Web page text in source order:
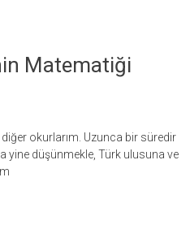
Matematiği
diğer okurlarım. Uzunca bir süredir
yine düşünmekle, Türk ulusuna ve